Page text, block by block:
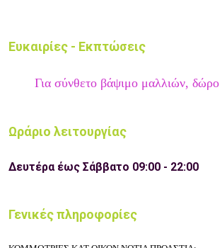
Ευκαιρίες - Εκπτώσεις
Για σύνθετο βάψιμο μαλλιών,
Ωράριο λειτουργίας
Δευτέρα έως Σάββατο 09:00 - 22:00
Γενικές πληροφορίες